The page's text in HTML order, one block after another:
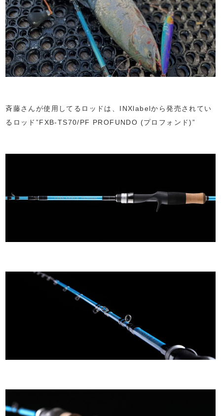
斉藤さんが使用してるロッドは、INXlabelから発売されてい
るロッド”FXB‑TS70/PF PROFUNDO (プロフォンド)”